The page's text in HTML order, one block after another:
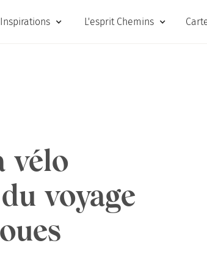
Inspirations L'esprit Chemins
vélo
voyage